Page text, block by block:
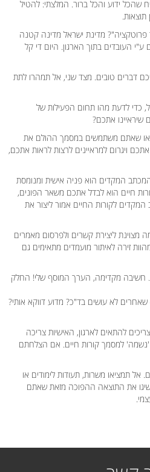
ידוע והכל ברור. המלצתי: להטיל
פרוטקציה"? מדינת ישראל מדינה קטנה
ע"י העובדים בתוך הארגון. היום די קל
דברים טובים. מצד שני, אל תמהרו לתת
כדי לדעת מהו תחום הפעילות של
אתכם?
שאתם משתמשים במסמך ההולם את
ויגרום למראיינים לרצות לראות אתכם,
המקדים הוא פניה אישית ומנומסת
חיים הוא לבדל אתכם משאר הפונים,
לקורות החיים אמור ליצור את
מצוינת ליצירת קשרים ולפרסום מאמרים
זירה לאיתור מועמדים מתאימים גם
חשיבה מקדימה, הערך המוסף שלי! החלק
שאחרים לא עושים בד"כ? מדוע דווקא אותי?
להתאים לארגון, האישיות צריכה
'נשמה' למסמך קורות חיים. אם הצלחתם
תמציאו משרות, תעודות לימודים או
את התוצאה ההפוכה מזאת שאתם